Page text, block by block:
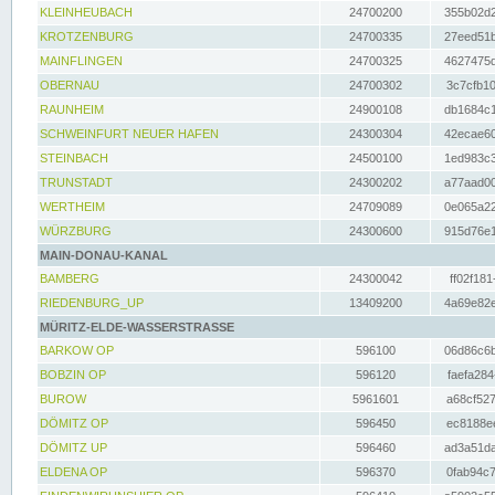
KLEINHEUBACH 24700200
KROTZENBURG
24700335
MAINFLINGEN
24700325
OBERNAU
24700302
RAUNHEIM
24900108
SCHWEINFURT NEUER HAFEN
24300304
STEINBACH
24500100
TRUNSTADT
24300202
WERTHEIM
24709089
WÜRZBURG
24300600
MAIN-DONAU-KANAL
BAMBERG
24300042
RIEDENBURG_UP
13409200
MÜRITZ-ELDE-WASSERSTRASSE
BARKOW OP
596100
BOBZIN OP
596120
BUROW
5961601
DÖMITZ OP
596450
DÖMITZ UP
596460
ELDENA OP
596370